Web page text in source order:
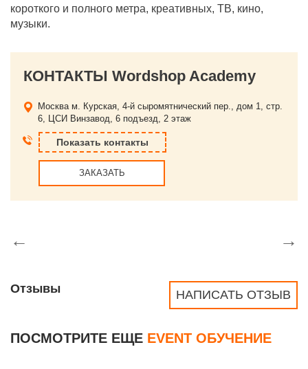
короткого и полного метра, креативных, ТВ, кино,
музыки.
КОНТАКТЫ Wordshop Academy
Москва м. Курская, 4-й сыромятнический пер., дом 1, стр.
6, ЦСИ Винзавод, 6 подъезд, 2 этаж
Показать контакты
ЗАКАЗАТЬ
← →
НАПИСАТЬ ОТЗЫВ
Отзывы
ПОСМОТРИТЕ ЕЩЕ EVENT ОБУЧЕНИЕ